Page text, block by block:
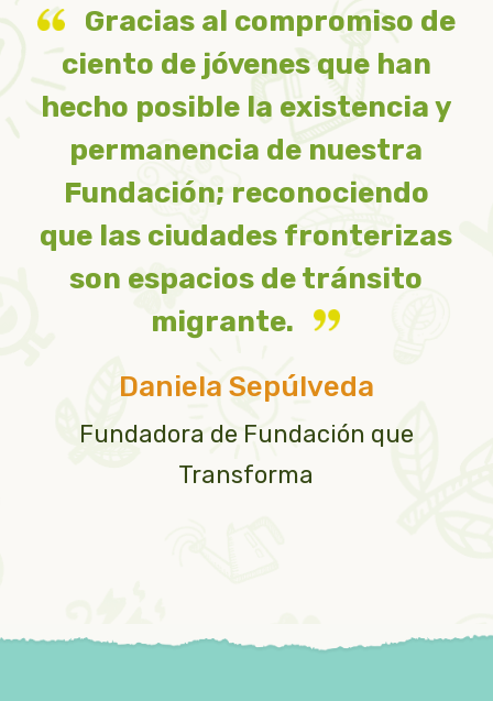
Gracias al compromiso de
ciento de jóvenes que han
hecho posible la existencia y
permanencia de nuestra
Fundación; reconociendo
que las ciudades fronterizas
son espacios de tránsito
migrante.
Daniela Sepúlveda
Fundadora de Fundación que
Transforma